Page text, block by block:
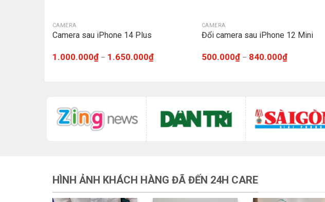
CAMERA
Camera sau iPhone 14 Plus
1.000.000₫– 1.650.000₫
CAMERA
Đổi camera sau iPhone 12 Mini
500.000₫– 840.000₫
HÌNH ẢNH KHÁCH HÀNG ĐÃ ĐẾN 24H CARE